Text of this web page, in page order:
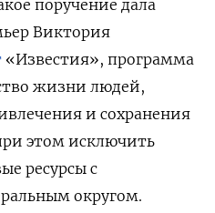
поручение дала
Виктория
«Известия», программа
жизни людей,
и сохранения
этом исключить
ресурсы с
округом.